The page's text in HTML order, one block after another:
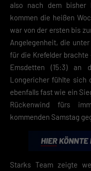
also nach dem bisher
kommen die heißen
war von der ersten bis
Angelegenheit, die
für die Krefelder
Emsdetten (15:3) an
Longericher fühlte sich
ebenfalls fast wie ein
Rückenwind fürs
kommenden Samstag
Starks Team zeigte